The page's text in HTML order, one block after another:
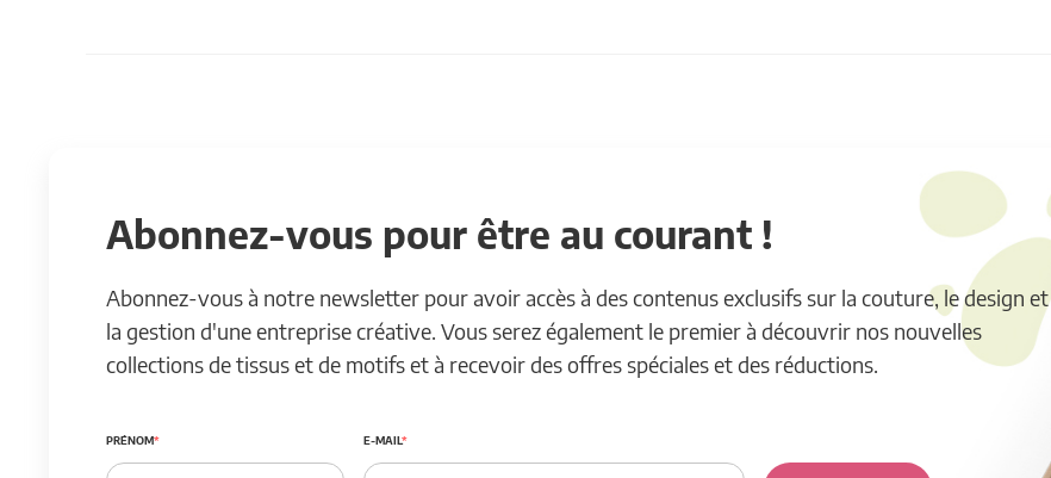
Abonnez-vous pour être au courant !
Abonnez-vous à notre newsletter pour avoir accès à des contenus exclusifs sur la couture, le design et
la gestion d'une entreprise créative. Vous serez également le premier à découvrir nos nouvelles
collections de tissus et de motifs et à recevoir des offres spéciales et des réductions.
PRÉNOM E-MAIL